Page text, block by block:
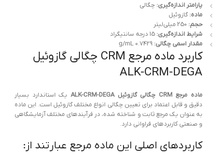
پارامتر اندازه‌گیری: چگالی
ماده: گازوئیل
حجم: 250 میلی‌لیتر
شرایط اندازه‌گیری:
مقدار اسمی چگالی:
کاربرد ماده مرجع CRM چگالی گازوئیل
ALK-CRM-DEGA
ماده مرجع CRM چگالی گازوئیل ALK-CRM-DEGA
یک استاندارد بسیار
دقیق و قابل اعتماد برای تعیین چگالی انواع مختلف گازوئیل است. این ماده
به عنوان یک مرجع ثابت و شناخته شده، در فرآیندهای مختلف آزمایشگاهی
و صنعتی کاربردهای فراوانی دارد.
کاربردهای اصلی این ماده مرجع عبارتند از: